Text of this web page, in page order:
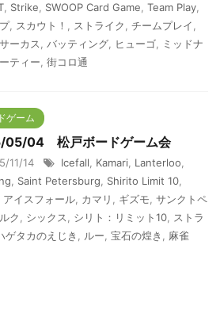
Strike SWOOP Card Game Team Play
, スカウト！ ストライク チームプレイ
ーカス
バッティング ヒューゴ
ミッドナ
ティー 街コロ通
ゲーム
05/04 松戸ボードゲーム会
11/14 Icefall Kamari Lanterloo
Saint Petersburg Shirito Limit 10
アイスフォール カマリ ギズモ サンクトペ
ク
シックス シリト：リミット10
ストラ
ゲタカのえじき ルー 宝石の煌き 麻雀